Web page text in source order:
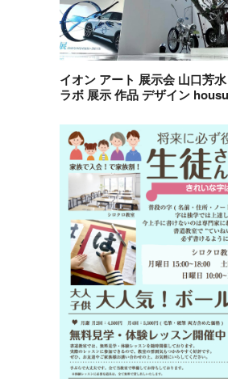
イオン アート 展示会 山口芳
ラボ 展示 作品 デザイン